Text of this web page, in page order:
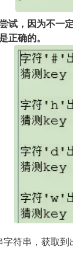
试，因为不一
正确的。
符串，获取